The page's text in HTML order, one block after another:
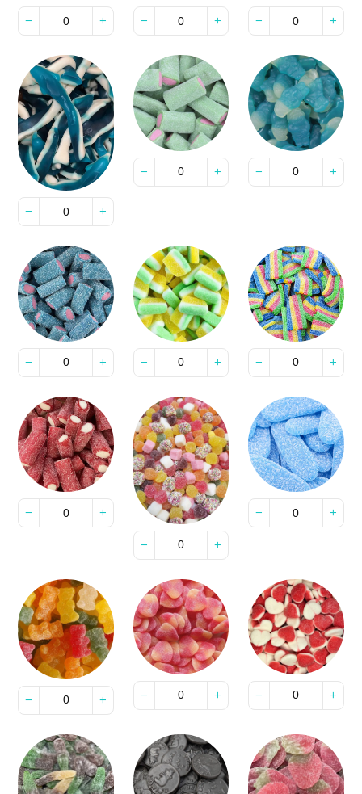
− + − + − +
− +
− + − +
− + − + − +
− +
− +
− +
− + − + − +